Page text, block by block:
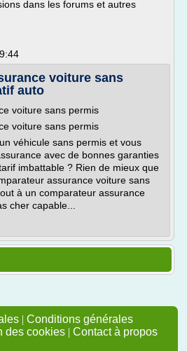
dans les forums et autres
voiture sans
auto
voiture sans permis
voiture sans permis
véhicule sans permis et vous
avec de bonnes garanties
imbattable ? Rien de mieux que
assurance voiture sans
à un comparateur assurance
cher capable...
| Conditions générales
des cookies | Contact à propos